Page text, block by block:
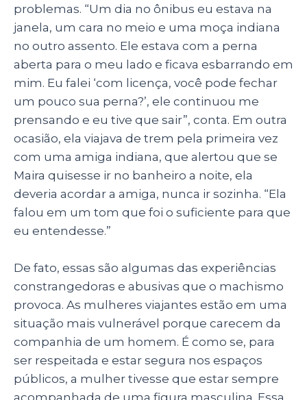
problemas. “Um dia no ônibus eu estava na
janela, um cara no meio e uma moça indiana
no outro assento. Ele estava com a perna
aberta para o meu lado e ficava esbarrando em
mim. Eu falei ‘com licença, você pode fechar
um pouco sua perna?’, ele continuou me
prensando e eu tive que sair”, conta. Em outra
ocasião, ela viajava de trem pela primeira vez
com uma amiga indiana, que alertou que se
Maira quisesse ir no banheiro a noite, ela
deveria acordar a amiga, nunca ir sozinha. “Ela
falou em um tom que foi o suficiente para que
eu entendesse.”
De fato, essas são algumas das experiências
constrangedoras e abusivas que o machismo
provoca. As mulheres viajantes estão em uma
situação mais vulnerável porque carecem da
companhia de um homem. É como se, para
ser respeitada e estar segura nos espaços
públicos, a mulher tivesse que estar sempre